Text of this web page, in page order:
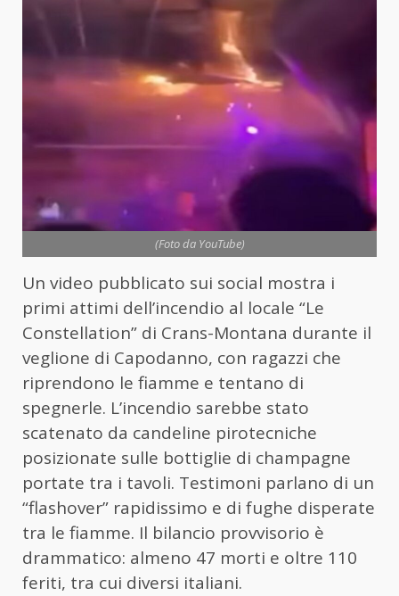
(Foto da YouTube)
Un video pubblicato sui social mostra i
primi attimi dell’incendio al locale “Le
Constellation” di Crans-Montana durante il
veglione di Capodanno, con ragazzi che
riprendono le fiamme e tentano di
spegnerle. L’incendio sarebbe stato
scatenato da candeline pirotecniche
posizionate sulle bottiglie di champagne
portate tra i tavoli. Testimoni parlano di un
“flashover” rapidissimo e di fughe disperate
tra le fiamme. Il bilancio provvisorio è
drammatico: almeno 47 morti e oltre 110
feriti, tra cui diversi italiani.